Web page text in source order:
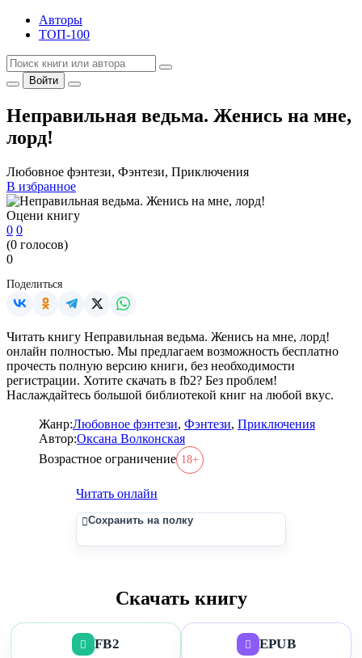
Авторы
ТОП-100
Войти
Неправильная ведьма. Женись на мне,
лорд!
Любовное фэнтези, Фэнтези, Приключения
В избранное
Оцени книгу
0 0
(0 голосов)
0
Поделиться
Читать книгу Неправильная ведьма. Женись на мне, лорд!
онлайн полностью. Мы предлагаем возможность бесплатно
прочесть полную версию книги, без необходимости
регистрации. Хотите скачать в fb2? Без проблем!
Наслаждайтесь большой библиотекой книг на любой вкус.
Жанр:Любовное фэнтези, Фэнтези, Приключения
Автор:Оксана Волконская
Возрастное ограничение 18+
Читать онлайн
Сохранить на полку
Скачать книгу
FB2 EPUB